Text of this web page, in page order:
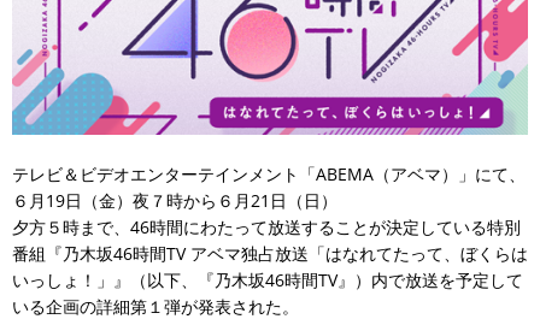
テレビ＆ビデオエンターテインメント「ABEMA（アベマ）」にて、
６月19日（金）夜７時から６月21日（日）
夕方５時まで、46時間にわたって放送することが決定している特別
番組『乃木坂46時間TV アベマ独占放送「はなれてたって、ぼくらは
いっしょ！」』（以下、『乃木坂46時間TV』）内で放送を予定して
いる企画の詳細第１弾が発表された。